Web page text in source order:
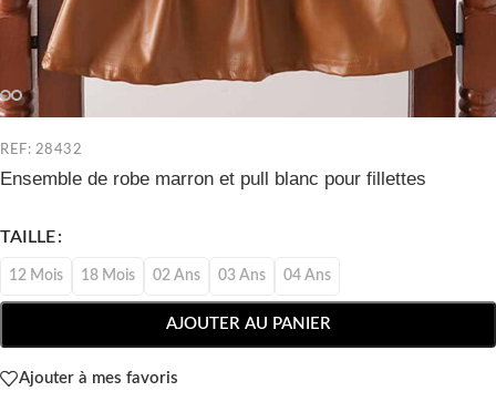
REF: 28432
Ensemble de robe marron et pull blanc pour fillettes
TAILLE
12 Mois 18 Mois 02 Ans 03 Ans 04 Ans
AJOUTER AU PANIER
Ajouter à mes favoris